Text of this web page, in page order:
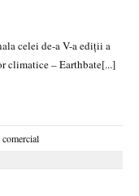
celei de-a V-a ediții a
climatice – Earthbate[...]